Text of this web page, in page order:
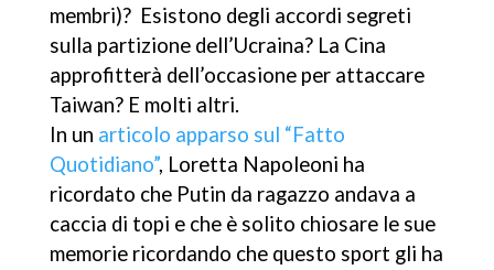
membri)? Esistono degli accordi segreti
sulla partizione dell’Ucraina? La Cina
approfitterà dell’occasione per attaccare
Taiwan? E molti altri.
In un articolo apparso sul “Fatto
Quotidiano”, Loretta Napoleoni ha
ricordato che Putin da ragazzo andava a
caccia di topi e che è solito chiosare le sue
memorie ricordando che questo sport gli ha